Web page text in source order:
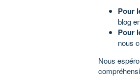
Pour
blog
Pour
nous
Nous